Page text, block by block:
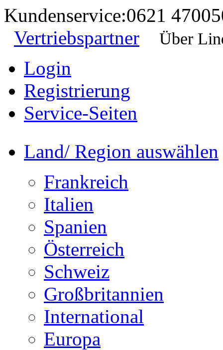
Kundenservice:0621
Vertriebspartner
Über
Login
Registrierung
Service-Seiten
Land/ Region auswählen
Frankreich
Italien
Spanien
Österreich
Schweiz
Großbritannien
International
Europa